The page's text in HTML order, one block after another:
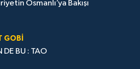
Osmanlı’ya Bakışı
GOBİ
DE BU : TAO